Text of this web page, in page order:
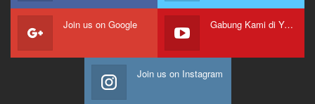
Join us on Google Gabung Kami di Youtube
Join us on Instagram